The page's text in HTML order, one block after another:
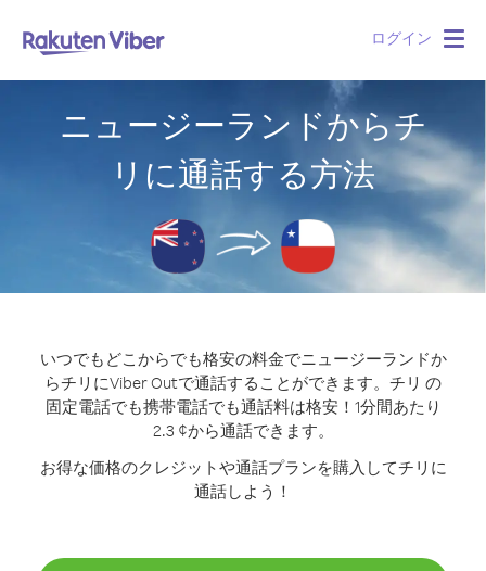
ログイン
ニュージーランドからチ
リに通話する方法
いつでもどこからでも格安の料金でニュージーランドか
らチリにViber Outで通話することができます。 チリ の
固定電話でも携帯電話でも通話料は格安！1分間あたり
2.3 ¢から通話できます。
お得な価格のクレジットや通話プランを購入してチリに
通話しよう！